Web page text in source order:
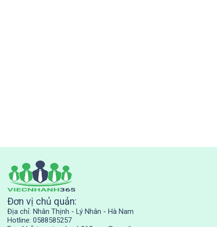
Đơn vị chủ quản:
Địa chỉ: Nhân Thịnh - Lý Nhân - Hà Nam
Hotline: 0588585257